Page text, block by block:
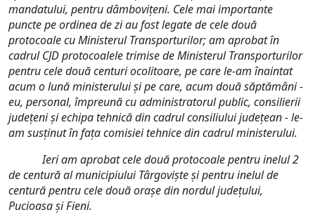
mandatului, pentru dâmbovițeni. Cele mai importante
puncte pe ordinea de zi au fost legate de cele două
protocoale cu Ministerul Transporturilor; am aprobat în
cadrul CJD protocoalele trimise de Ministerul Transporturilor
pentru cele două centuri ocolitoare, pe care le-am înaintat
acum o lună ministerului și pe care, acum două săptămâni -
eu, personal, împreună cu administratorul public, consilierii
județeni și echipa tehnică din cadrul consiliului județean - le-
am susținut în fața comisiei tehnice din cadrul ministerului.
Ieri am aprobat cele două protocoale pentru inelul 2
de centură al municipiului Târgoviște și pentru inelul de
centură pentru cele două orașe din nordul județului,
Pucioasa și Fieni.